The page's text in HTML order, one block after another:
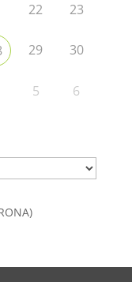
22 23
29 30
5 6